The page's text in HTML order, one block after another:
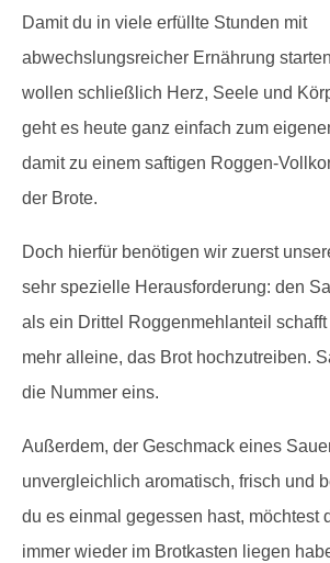
Damit du in viele erfüllte Stunden mit
abwechslungsreicher Ernährung
wollen schließlich Herz, Seele und
geht es heute ganz einfach zum
damit zu einem saftigen Roggen-
der Brote.
Doch hierfür benötigen wir zuerst
sehr spezielle Herausforderung: den
als ein Drittel Roggenmehlanteil
mehr alleine, das Brot hochzutreiben.
die Nummer eins.
Außerdem, der Geschmack eines
unvergleichlich aromatisch, frisch und
du es einmal gegessen hast, möchtest
immer wieder im Brotkasten liegen